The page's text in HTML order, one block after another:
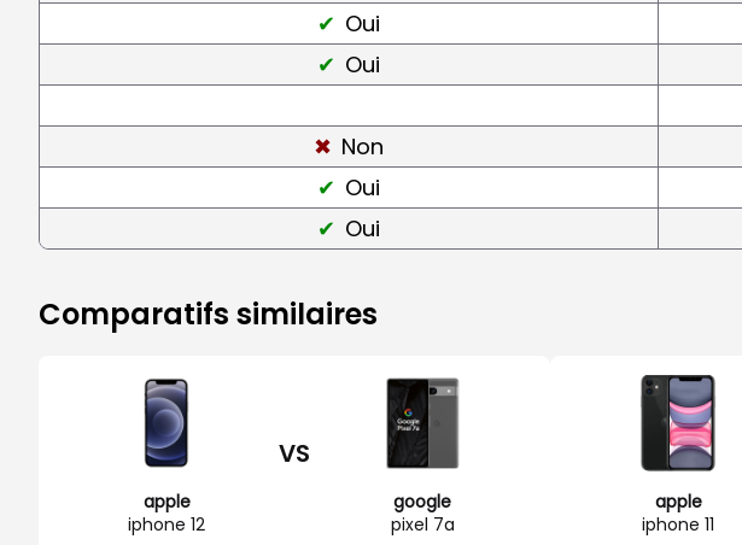
Oui
Oui
Non
Oui
Oui
Comparatifs similaires
apple
iphone 12
VS
google
pixel 7a
apple
iphone 11